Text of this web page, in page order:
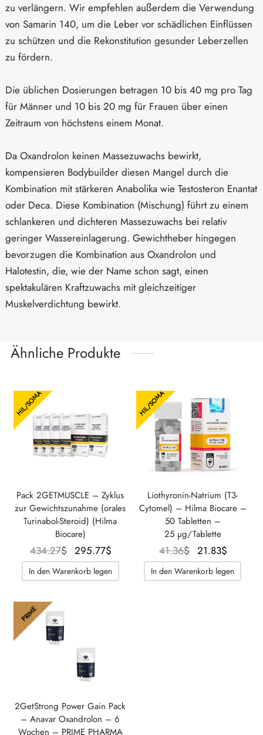
zu verlängern. Wir empfehlen außerdem die Verwendung
von Samarin 140, um die Leber vor schädlichen Einflüssen
zu schützen und die Rekonstitution gesunder Leberzellen
zu fördern.
Die üblichen Dosierungen betragen 10 bis 40 mg pro Tag
für Männer und 10 bis 20 mg für Frauen über einen
Zeitraum von höchstens einem Monat.
Da Oxandrolon keinen Massezuwachs bewirkt,
kompensieren Bodybuilder diesen Mangel durch die
Kombination mit stärkeren Anabolika wie Testosteron Enantat
oder Deca. Diese Kombination (Mischung) führt zu einem
schlankeren und dichteren Massezuwachs bei relativ
geringer Wassereinlagerung. Gewichtheber hingegen
bevorzugen die Kombination aus Oxandrolon und
Halotestin, die, wie der Name schon sagt, einen
spektakulären Kraftzuwachs mit gleichzeitiger
Muskelverdichtung bewirkt.
Ähnliche Produkte
HIL/SOMA
Pack 2GETMUSCLE – Zyklus
zur Gewichtszunahme (orales
Turinabol-Steroid) (Hilma
Biocare)
434.27$
Der
ursprüngliche
Preis war:
295.77$
aktuelle
In den Warenkorb legen
HIL/SOMA
Liothyronin-Natrium (T3-
Cytomel) – Hilma Biocare –
50 Tabletten –
25 µg/Tablette
41.36$
Der
ursprüngliche
Preis war:
21.83$
aktuelle
Preis
In den Warenkorb legen
PRIME
2GetStrong Power Gain Pack
– Anavar Oxandrolon – 6
Wochen – PRIME PHARMA